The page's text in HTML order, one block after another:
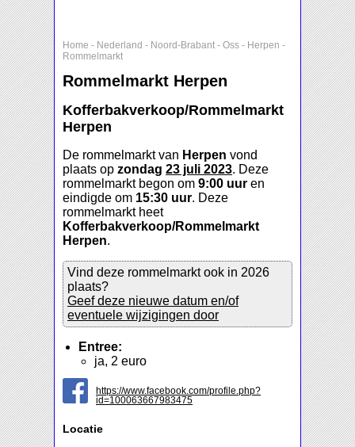
Home - Nederland - Noord-Brabant - Oss - Herpen -
Rommelmarkt
Rommelmarkt Herpen
Kofferbakverkoop/Rommelmarkt
Herpen
De rommelmarkt van Herpen vond
plaats op zondag 23 juli 2023. Deze
rommelmarkt begon om 9:00 uur en
eindigde om 15:30 uur. Deze
rommelmarkt heet
Kofferbakverkoop/Rommelmarkt
Herpen.
Vind deze rommelmarkt ook in 2026
plaats?
Geef deze nieuwe datum en/of
eventuele wijzigingen door
Entree:
ja, 2 euro
https://www.facebook.com/profile.php?
id=100063667983475
Locatie